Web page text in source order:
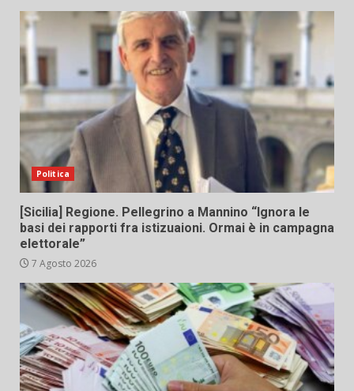
Politica
[Sicilia] Regione. Pellegrino a Mannino “Ignora le
basi dei rapporti fra istizuaioni. Ormai è in campagna
elettorale”
7 Agosto 2026